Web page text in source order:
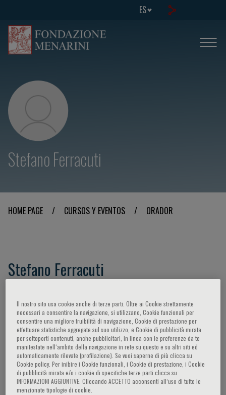
ES
Stefano Ferracuti
HOME PAGE / CURSOS Y EVENTOS / ORADOR
Stefano Ferracuti
Participaciones del ponente
Il nostro sito usa cookie anche di terze parti. Oltre ai Cookie strettamente
necessari a consentire la navigazione, si utilizzano, Cookie funzionali per
consentire una migliore fruibilità di navigazione, Cookie di prestazione per
effettuare statistiche aggregate sul suo utilizzo, e Cookie di pubblicità mirata
per sottoporti contenuti, anche pubblicitari, in linea con le preferenze da te
manifestate nell‘ambito della navigazione in rete su questo e su altri siti ed
automaticamente rilevate (profilazione). Se vuoi saperne di più clicca su
Cookie policy. Per inibire i Cookie funzionali, i Cookie di prestazione, i Cookie
di pubblicità mirata e/o i cookie di specifiche terze parti clicca su
INFORMAZIONI AGGIUNTIVE. Cliccando ACCETTO acconsenti all’uso di tutte le
menzionate tipologie di cookie.